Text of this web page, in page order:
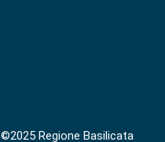
©2025 Regione Basilicata